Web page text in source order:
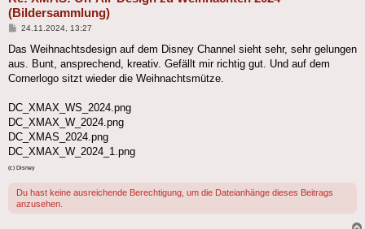
(Bildersammlung)
Beitrag
24.11.2024, 13:27
Das Weihnachtsdesign auf dem Disney Channel sieht sehr, sehr gelungen
aus. Bunt, ansprechend, kreativ. Gefällt mir richtig gut. Und auf dem
Cornerlogo sitzt wieder die Weihnachtsmütze.
DC_XMAX_WS_2024.png
DC_XMAX_W_2024.png
DC_XMAS_2024.png
DC_XMAX_W_2024_1.png
(c) Disney
Du hast keine ausreichende Berechtigung, um die Dateianhänge dieses Beitrags
anzusehen.